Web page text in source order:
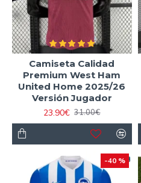
Camiseta Calidad
Premium West Ham
United Home 2025/26
Versión Jugador
23.90€ 31.00€
-40 %